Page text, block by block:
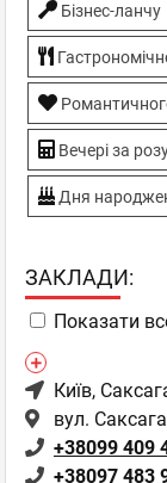
Бiзнес-ланчу
Вечері за
Дня
ЗАКЛАДИ:
Показати
Київ,
вул.
+38099 409
+38097 483